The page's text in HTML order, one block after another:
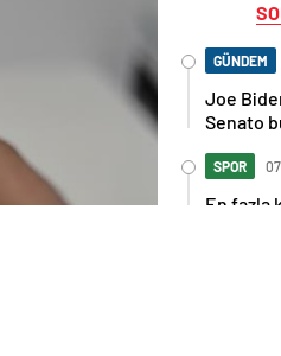
GÜNDEM
Joe
Senato
SPOR
En fazla